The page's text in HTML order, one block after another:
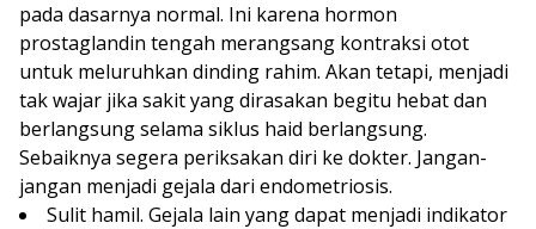
pada dasarnya normal. Ini karena hormon
prostaglandin tengah merangsang kontraksi otot
untuk meluruhkan dinding rahim. Akan tetapi, menjadi
tak wajar jika sakit yang dirasakan begitu hebat dan
berlangsung selama siklus haid berlangsung.
Sebaiknya segera periksakan diri ke dokter. Jangan-
jangan menjadi gejala dari endometriosis.
Sulit hamil. Gejala lain yang dapat menjadi indikator